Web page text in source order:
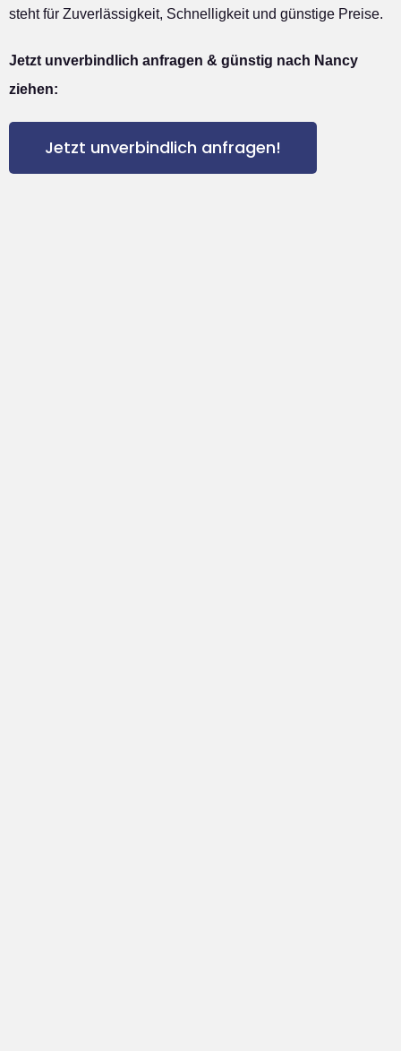
steht für Zuverlässigkeit, Schnelligkeit und günstige Preise.
Jetzt unverbindlich anfragen & günstig nach Nancy
ziehen:
Jetzt unverbindlich anfragen!